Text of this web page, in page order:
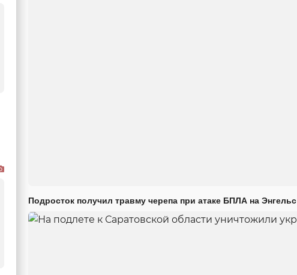
Подросток получил травму черепа при атаке БПЛА на Энгельс